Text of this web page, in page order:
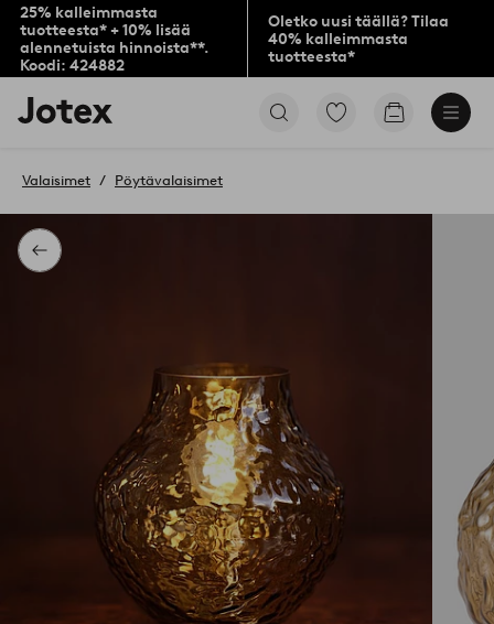
25% kalleimmasta
tuotteesta* + 10% lisää
alennetuista hinnoista**.
Koodi: 424882
Oletko uusi täällä? Tilaa
40% kalleimmasta
tuotteesta*
Jotex-
logo
aloitussivulle
Siirry
Siirry
Takaisin
Valaisimet Pöytävalaisimet